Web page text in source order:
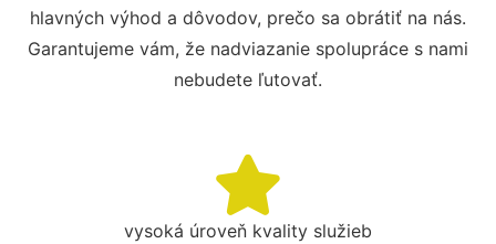
hlavných výhod a dôvodov, prečo sa obrátiť na nás.
Garantujeme vám, že nadviazanie spolupráce s nami
nebudete ľutovať.
vysoká úroveň kvality služieb